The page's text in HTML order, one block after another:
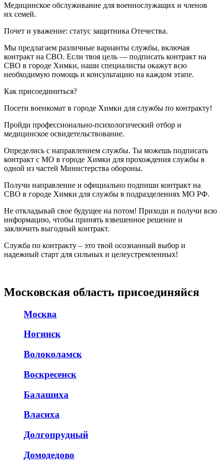
Медицинское обслуживание для военнослужащих и членов
их семей.
Почет и уважение: статус защитника Отечества.
Мы предлагаем различные варианты службы, включая
контракт на СВО. Если твоя цель — подписать контракт на
СВО в городе Химки, наши специалисты окажут всю
необходимую помощь и консультацию на каждом этапе.
Как присоединиться?
Посети военкомат в городе Химки для службы по контракту!
Пройди профессионально-психологический отбор и
медицинское освидетельствование.
Определись с направлением службы. Ты можешь подписать
контракт с МО в городе Химки для прохождения службы в
одной из частей Министерства обороны.
Получи направление и официально подпиши контракт на
СВО в городе Химки для службы в подразделениях МО РФ.
Не откладывай свое будущее на потом! Приходи и получи всю
информацию, чтобы принять взвешенное решение и
заключить выгодный контракт.
Служба по контракту – это твой осознанный выбор и
надежный старт для сильных и целеустремленных!
Московская область присоединяйся
Москва
Ногинск
Волоколамск
Воскресенск
Балашиха
Власиха
Долгопрудный
Домодедово